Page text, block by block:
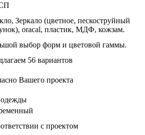
Зеркало (цветное, пескоструйный
oracal, пластик, МДФ, кожзам.
выбор форм и цветовой гаммы.
56 вариантов
Вашего проекта
одежды
с проектом